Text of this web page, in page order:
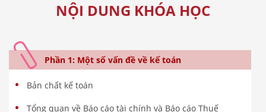
NỘI DUNG KHÓA HỌC
Phần 1: Một số vấn đề về kế toán
Bản chất kế toán
Tổng quan về Báo cáo tài chính và Báo cáo Thuế